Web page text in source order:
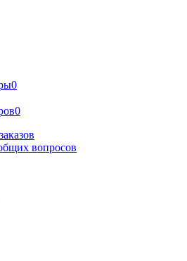
0
0
вопросов